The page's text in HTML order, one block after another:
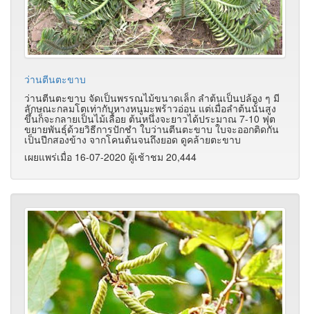
ว่านตีนตะขาบ
ว่านตีนตะขาบ จัดเป็นพรรณไม้ขนาดเล็ก ลำต้นเป็นปล้อง ๆ มี
ลักษณะกลมโตเท่ากับหางหนูมะพร้าวอ่อน แต่เมื่อลำต้นนั้นสูง
ขึ้นก็จะกลายเป็นไม้เลื้อย ต้นหนึ่งจะยาวได้ประมาณ 7-10 ฟุต
ขยายพันธุ์ด้วยวิธีการปักชำ ใบว่านตีนตะขาบ ใบจะออกติดกัน
เป็นปีกสองข้าง จากโคนต้นจนถึงยอด ดูคล้ายตะขาบ
เผยแพร่เมื่อ 16-07-2020 ผู้เช้าชม 20,444